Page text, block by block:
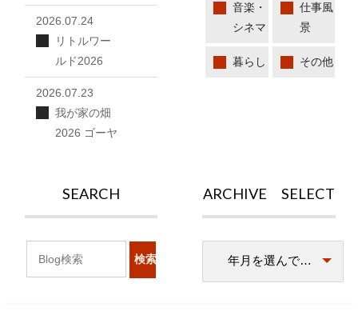
音楽・
シネマ
仕事風
景
暮らし その他
2026.07.24
リトルワー
ルド2026
2026.07.23
我が家の畑
2026 ゴーヤ
ARCHIVE SELECT
SEARCH